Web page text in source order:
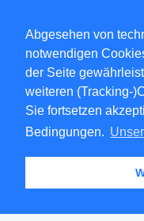
Abgesehen von
notwendigen
der Seite
weiteren (Tracking-
Sie fortsetzen
Bedingungen.